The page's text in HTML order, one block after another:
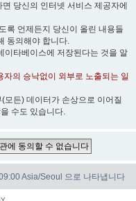
당신의 인터넷 서비스 제공자에
록 언제든지 당신이 올린 내용들
동의해야 합니다.
이타베이스에 저장된다는 것을 알
의 승낙없이 외부로 노출되는 일
모든) 데이터가 손상으로 이어질
수도 있습니다.
Asia/Seoul 으로 나타냅니다